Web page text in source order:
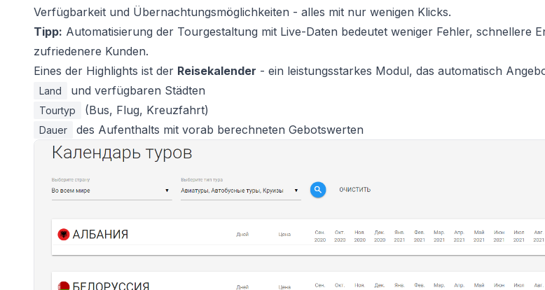
Verfügbarkeit und Übernachtungsmöglichkeiten - alles mit nur wenigen Klicks.
Tipp: Automatisierung der Tourgestaltung mit Live-Daten bedeutet weniger Fehler, schnellere
zufriedenere Kunden.
Eines der Highlights ist der Reisekalender - ein leistungsstarkes Modul, das automatisch
Land und verfügbaren Städten
Tourtyp (Bus, Flug, Kreuzfahrt)
Dauer des Aufenthalts mit vorab berechneten Gebotswerten